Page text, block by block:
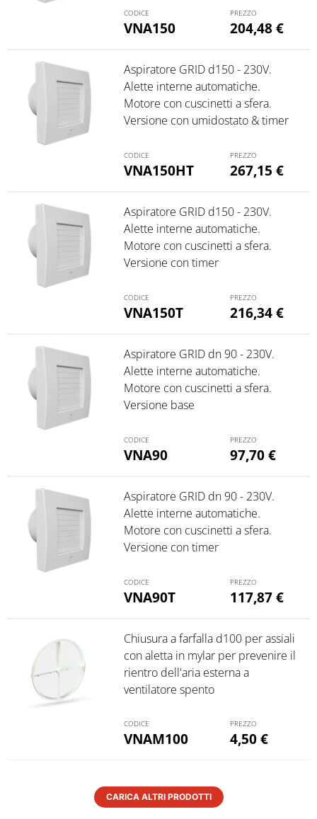
VNA150 204,48€
VNA150HT
Aspiratore GRID d150 - 230V.
Alette interne automatiche.
Motore con cuscinetti a sfera.
Versione con umidostato & timer
267,15 €
VNA150T
Aspiratore GRID d150 - 230V.
Alette interne automatiche.
Motore con cuscinetti a sfera.
Versione con timer
216,34€
VNA90
Aspiratore GRID dn 90 - 230V.
Alette interne automatiche.
Motore con cuscinetti a sfera.
Versione base
97,70€
VNA90T
Aspiratore GRID dn 90 - 230V.
Alette interne automatiche.
Motore con cuscinetti a sfera.
Versione con timer
117,87€
VNAM100
Chiusura a farfalla d100 per assiali
con aletta in mylar per prevenire il
rientro dell'aria esterna a
ventilatore spento
4,50€
CARICA ALTRI PRODOTTI